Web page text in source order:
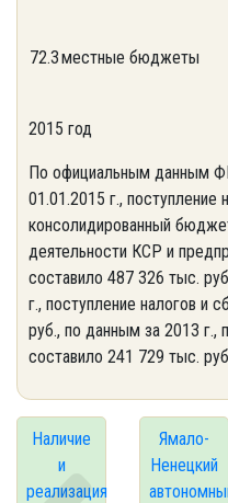
72.3местные бюджеты
2015 год
По официальным данным
01.01.2015 г., поступление
консолидированный
деятельности КСР и
составило 487 326 тыс.
г., поступление налогов и
руб., по данным за 2013 г.,
составило 241 729 тыс.
Наличие
и
реализация
Ямало-
Ненецкий